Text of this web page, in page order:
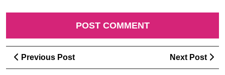
Post
navigation
Previous PostPrevious
Post
Next Post